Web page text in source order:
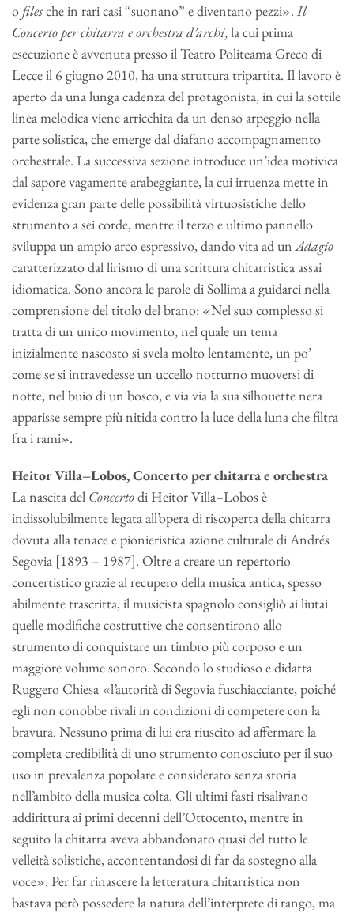
o filesche in rari casi “suonano” e diventano pezzi». Il
Concerto per chitarra e orchestra d’archi, la cui prima
esecuzione è avvenuta presso il Teatro Politeama Greco di
Lecce il 6 giugno 2010, ha una struttura tripartita. Il lavoro è
aperto da una lunga cadenza del protagonista, in cui la sottile
linea melodica viene arricchita da un denso arpeggio nella
parte solistica, che emerge dal diafano accompagnamento
orchestrale. La successiva sezione introduce un’idea motivica
dal sapore vagamente arabeggiante, la cui irruenza mette in
evidenza gran parte delle possibilità virtuosistiche dello
strumento a sei corde, mentre il terzo e ultimo pannello
sviluppa un ampio arco espressivo, dando vita ad unAdagio
caratterizzato dal lirismo di una scrittura chitarristica assai
idiomatica. Sono ancora le parole di Sollima a guidarci nella
comprensione del titolo del brano: «Nel suo complesso si
tratta di un unico movimento, nel quale un tema
inizialmente nascosto si svela molto lentamente, un po’
come se si intravedesse un uccello notturno muoversi di
notte, nel buio di un bosco, e via via la sua silhouette nera
apparisse sempre più nitida contro la luce della luna che filtra
fra i rami».
Heitor Villa–Lobos, Concerto per chitarra e orchestra
La nascita del Concertodi Heitor Villa–Lobos è
indissolubilmente legata all’opera di riscoperta della chitarra
dovuta alla tenace e pionieristica azione culturale di Andrés
Segovia [1893 – 1987]. Oltre a creare un repertorio
concertistico grazie al recupero della musica antica, spesso
abilmente trascritta, il musicista spagnolo consigliò ai liutai
quelle modifiche costruttive che consentirono allo
strumento di conquistare un timbro più corposo e un
maggiore volume sonoro. Secondo lo studioso e didatta
Ruggero Chiesa «l’autorità di Segovia fuschiacciante, poiché
egli non conobbe rivali in condizioni di competere con la
bravura. Nessuno prima di lui era riuscito ad affermare la
completa credibilità di uno strumento conosciuto per il suo
uso in prevalenza popolare e considerato senza storia
nell’ambito della musica colta. Gli ultimi fasti risalivano
addirittura ai primi decenni dell’Ottocento, mentre in
seguito la chitarra aveva abbandonato quasi del tutto le
velleità solistiche, accontentandosi di far da sostegno alla
voce». Per far rinascere la letteratura chitarristica non
bastava però possedere la natura dell’interprete di rango, ma